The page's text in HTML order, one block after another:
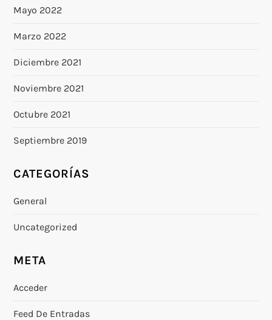
Mayo 2022
Marzo 2022
Diciembre 2021
Noviembre 2021
Octubre 2021
Septiembre 2019
CATEGORÍAS
General
Uncategorized
META
Acceder
Feed De Entradas